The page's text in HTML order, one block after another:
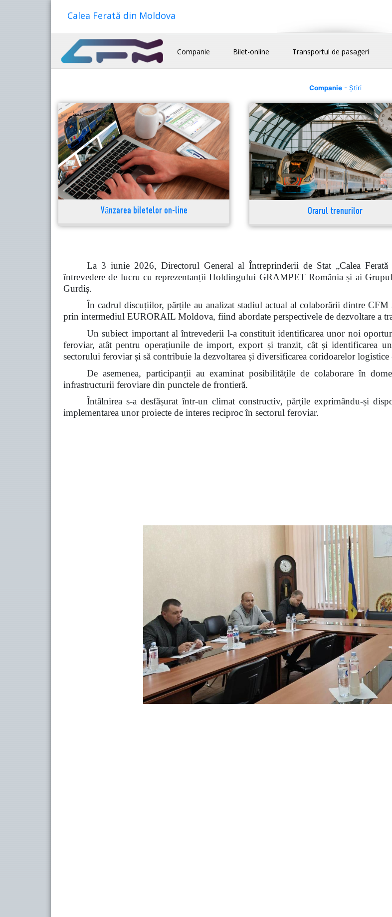
Calea Ferată din Moldova
Companie Bilet-online Transportul de pasageri
Companie- Știri
Vânzarea biletelor on-line Orarul trenurilor
La 3 iunie 2026, Directorul General al Întreprinderii de Stat „Calea
întrevedere de lucru cu reprezentanții Holdingului GRAMPET România și ai
Gurdiș.
În cadrul discuțiilor, părțile au analizat stadiul actual al colaborării dintre
prin intermediul EURORAIL Moldova, fiind abordate perspectivele de dezvoltare a
Un subiect important al întrevederii l-a constituit identificarea unor noi
feroviar, atât pentru operațiunile de import, export și tranzit, cât și identificarea
sectorului feroviar și să contribuie la dezvoltarea și diversificarea coridoarelor
De asemenea, participanții au examinat posibilitățile de colaborare în
infrastructurii feroviare din punctele de frontieră.
Întâlnirea s-a desfășurat într-un climat constructiv, părțile exprimându-și
implementarea unor proiecte de interes reciproc în sectorul feroviar.